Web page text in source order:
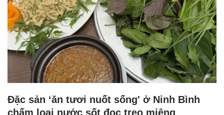
Đặc sản ‘ăn tươi nuốt sống' ở Ninh Bình
chấm loại nước sốt đọc trẹo miệng